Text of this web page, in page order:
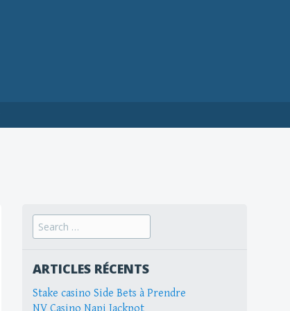
Search
for:
ARTICLES RÉCENTS
Stake casino Side Bets à Prendre